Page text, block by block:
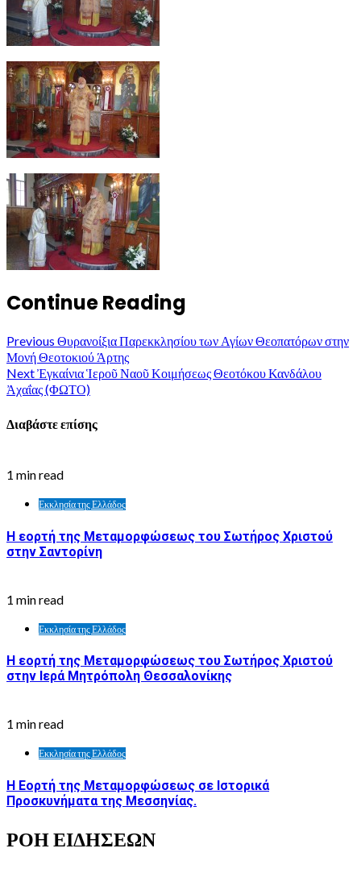
Continue Reading
Previous Θυρανοίξια Παρεκκλησίου των Αγίων Θεοπατόρων στην
Μονή Θεοτοκιού Άρτης
NextἘγκαίνια Ἱεροῦ Ναοῦ Κοιμήσεως Θεοτόκου Κανδάλου
Ἀχαΐας (ΦΩΤΟ)
Διαβάστε επίσης
1 min read
Εκκλησία της Ελλάδος
Η εορτή της Μεταμορφώσεως του Σωτήρος Χριστού
στην Σαντορίνη
1 min read
Εκκλησία της Ελλάδος
Η εορτή της Μεταμορφώσεως του Σωτήρος Χριστού
στην Ιερά Μητρόπολη Θεσσαλονίκης
1 min read
Εκκλησία της Ελλάδος
Η Εορτή της Μεταμορφώσεως σε Ιστορικά
Προσκυνήματα της Μεσσηνίας.
ΡΟΗ ΕΙΔΗΣΕΩΝ